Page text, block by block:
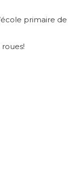
primaire de